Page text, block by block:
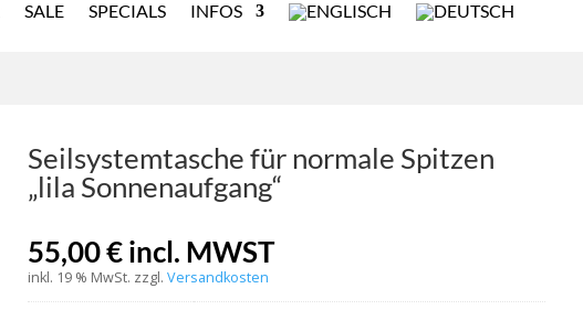
SALE SPECIALS INFOS
Seilsystemtasche für normale Spitzen
„lila Sonnenaufgang“
55,00€incl. MWST
inkl. 19 % MwSt. zzgl. Versandkosten